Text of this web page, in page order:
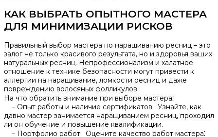
КАК ВЫБРАТЬ ОПЫТНОГО МАСТЕРА
ДЛЯ МИНИМИЗАЦИИ РИСКОВ
Правильный выбор мастера по наращиванию ресниц – это
залог не только красивого результата, но и здоровья ваших
натуральных ресниц.​ Непрофессионализм и халатное
отношение к технике безопасности могут привести к
аллергии на наращивание, ломкости ресниц и даже
повреждению волосяных фолликулов.​
На что обратить внимание при выборе мастера⁚
– Опыт работы и наличие сертификатов.​ Узнайте, как
давно мастер занимается наращиванием ресниц, проходил
ли он обучение и повышение квалификации.​
– Портфолио работ.​ Оцените качество работ мастера⁚